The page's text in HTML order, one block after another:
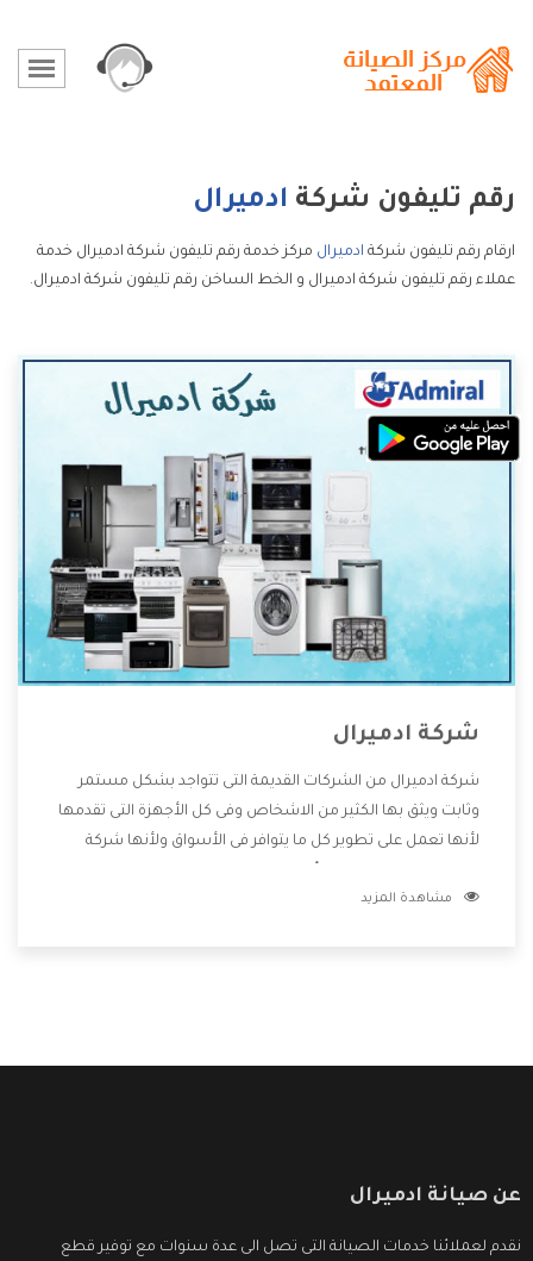
رقم تليفون شركة ادميرال
ارقام رقم تليفون شركة ادميرال مركز خدمة رقم تليفون شركة ادميرال خدمة
عملاء رقم تليفون شركة ادميرال و الخط الساخن رقم تليفون شركة ادميرال.
شركة ادميرال
شركة ادميرال من الشركات القديمة التى تتواجد بشكل مستمر
وثابت ويثق بها الكثير من الاشخاص وفى كل الأجهزة التى تقدمها
لأنها تعمل على تطوير كل ما يتوافر فى الأسواق ولأنها شركة
وتقدم للعملاء أقوى العروض والخصومات التى تسهل على
مشاهدة المزيد
عن صيانة ادميرال
نقدم لعملائنا خدمات الصيانة التى تصل الى عدة سنوات مع توفير قطع